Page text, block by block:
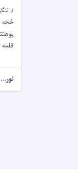
د
څخه
نور...